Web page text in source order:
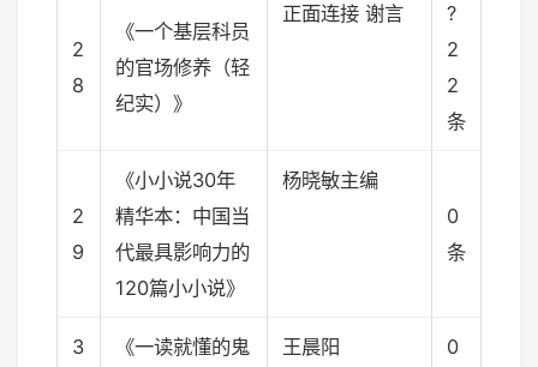
2
8
《一个基层科员
的官场修养（轻
纪实）》
正面连接 谢言
?
2
2
条
2
9
《小小说30年
精华本：中国当
代最具影响力的
120篇小小说》
杨晓敏主编
0
条
3
《一读就懂的鬼
王晨阳
0